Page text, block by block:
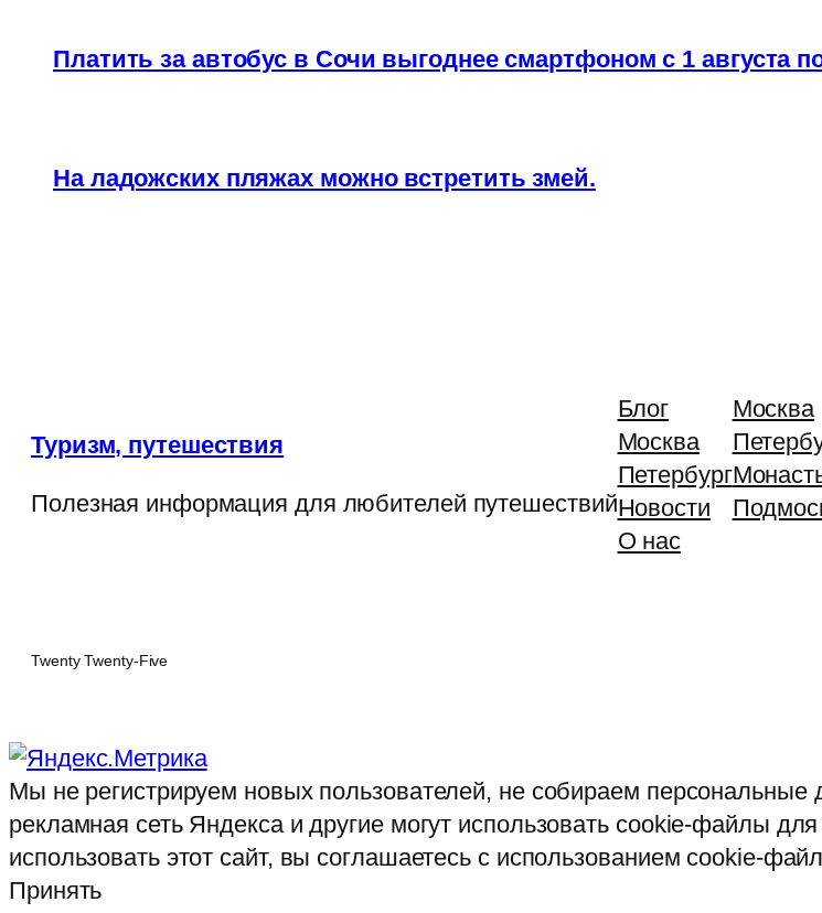
Платить за автобус в Сочи выгоднее смартфоном с 1 августа
На ладожских пляжах можно встретить змей.
Туризм, путешествия
Полезная информация для любителей путешествий
Блог
Москва
Петербург
Новости
О нас
Москва
Twenty Twenty-Five
Мы не регистрируем новых пользователей, не собираем
рекламная сеть Яндекса и другие могут использовать cookie-файлы
использовать этот сайт, вы соглашаетесь с использованием cookie-
Принять